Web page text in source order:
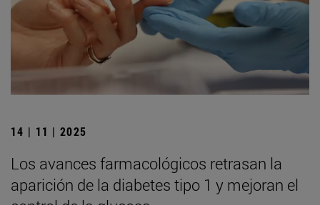
14 | 11 | 2025
Los avances farmacológicos retrasan la
aparición de la diabetes tipo 1 y mejoran el